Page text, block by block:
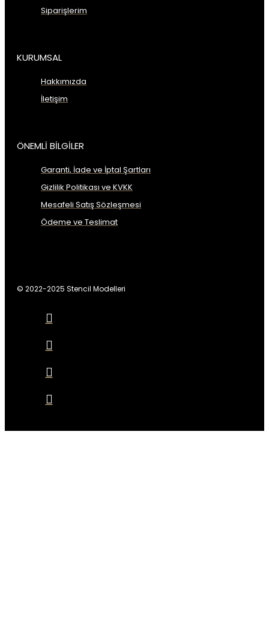
Siparişlerim
KURUMSAL
Hakkımızda
İletişim
ÖNEMLİ BİLGİLER
Garanti, İade ve İptal Şartları
Gizlilik Politikası ve KVKK
Mesafeli Satış Sözleşmesi
Ödeme ve Teslimat
© 2022-2025 Stencil Modelleri